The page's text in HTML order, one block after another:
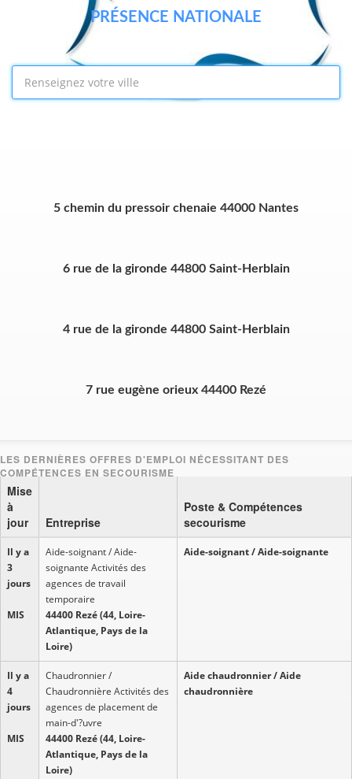
PRÉSENCE NATIONALE
5 chemin du pressoir chenaie 44000 Nantes
6 rue de la gironde 44800 Saint-Herblain
4 rue de la gironde 44800 Saint-Herblain
7 rue eugène orieux 44400 Rezé
Mise
à
jour
Entreprise
Poste & Compétences
secourisme
Il y a
3
jours
MIS
Aide-soignant / Aide-
soignante Activités des
agences de travail
temporaire
44400 Rezé (44, Loire-
Atlantique, Pays de la
Loire)
Aide-soignant / Aide-soignante
Il y a
4
jours
MIS
Chaudronnier /
Chaudronnière Activités des
agences de placement de
main-d'?uvre
44400 Rezé (44, Loire-
Atlantique, Pays de la
Loire)
Aide chaudronnier / Aide
chaudronnière